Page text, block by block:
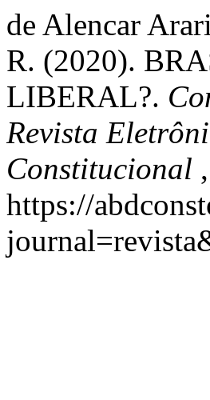
de Alencar
R. (2020).
LIBERAL?.
Revista
Constitucional ,
https://